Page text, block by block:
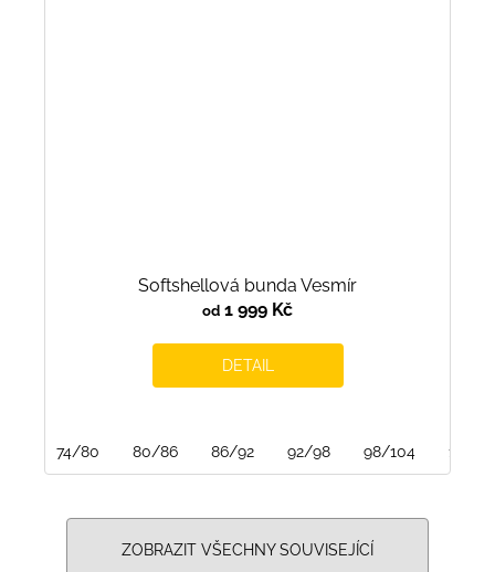
Softshellová bunda Vesmír
od 1 999 Kč
DETAIL
74/80 80/86 86/92 92/98 98/104 104/
ZOBRAZIT VŠECHNY SOUVISEJÍCÍ